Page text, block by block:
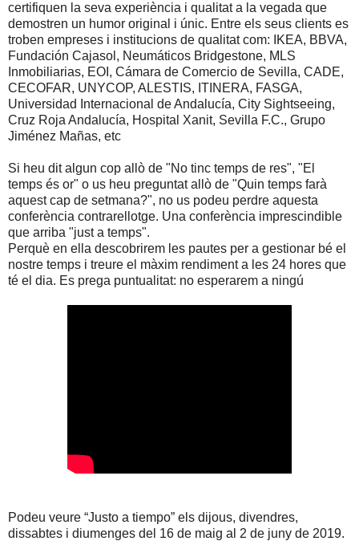
certifiquen la seva experiència i qualitat a la vegada que
demostren un humor original i únic. Entre els seus clients es
troben empreses i institucions de qualitat com: IKEA, BBVA,
Fundación Cajasol, Neumáticos Bridgestone, MLS
Inmobiliarias, EOI, Cámara de Comercio de Sevilla, CADE,
CECOFAR, UNYCOP, ALESTIS, ITINERA, FASGA,
Universidad Internacional de Andalucía, City Sightseeing,
Cruz Roja Andalucía, Hospital Xanit, Sevilla F.C., Grupo
Jiménez Mañas, etc
Si heu dit algun cop allò de "No tinc temps de res", "El
temps és or" o us heu preguntat allò de "Quin temps farà
aquest cap de setmana?", no us podeu perdre aquesta
conferència contrarellotge. Una conferència imprescindible
que arriba "just a temps".
Perquè en ella descobrirem les pautes per a gestionar bé el
nostre temps i treure el màxim rendiment a les 24 hores que
té el dia. Es prega puntualitat: no esperarem a ningú
Podeu veure “Justo a tiempo” els dijous, divendres,
dissabtes i diumenges del 16 de maig al 2 de juny de 2019.